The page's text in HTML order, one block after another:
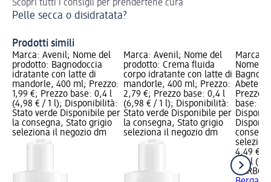
Scopri tutti i consigli per prendertene cura
Pelle secca o disidratata?
Prodotti simili
Marca: Avenil; Nome del
prodotto: Bagnodoccia
idratante con latte di
mandorle, 400 ml; Prezzo:
1,99 €; Prezzo base: 0,4 l
(4,98 € / 1 l); Disponibilità:
Stato verde Disponibile per
la consegna, Stato grigio
seleziona il negozio dm
Marca: Avenil; Nome del
prodotto: Crema fluida
corpo idratante con latte di
mandorle, 400 ml; Prezzo:
2,79 €; Prezzo base: 0,4 l
(6,98 € / 1 l); Disponibilità:
Stato verde Disponibile per
la consegna, Stato grigio
seleziona il negozio dm
Marca:
Nome
Abete
Prezzo:
base:
4,49 €
0,4 l